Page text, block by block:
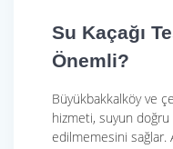
Su Kaçağı
Önemli?
Büyükbakkalköy ve
hizmeti, suyun doğru
edilmemesini sağlar.